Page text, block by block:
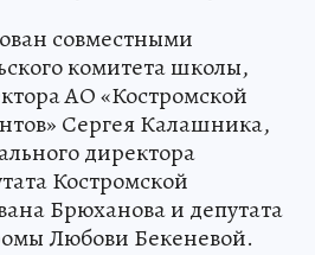
совместными
комитета школы,
АО «Костромской
Сергея Калашника,
директора
Костромской
Брюханова и депутата
Любови Бекеневой.